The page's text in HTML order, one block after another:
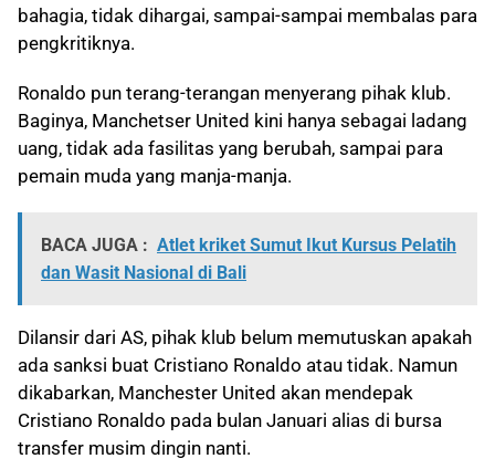
bahagia, tidak dihargai, sampai-sampai membalas para
pengkritiknya.
Ronaldo pun terang-terangan menyerang pihak klub.
Baginya, Manchetser United kini hanya sebagai ladang
uang, tidak ada fasilitas yang berubah, sampai para
pemain muda yang manja-manja.
BACA JUGA : Atlet kriket Sumut Ikut Kursus Pelatih
dan Wasit Nasional di Bali
Dilansir dari AS, pihak klub belum memutuskan apakah
ada sanksi buat Cristiano Ronaldo atau tidak. Namun
dikabarkan, Manchester United akan mendepak
Cristiano Ronaldo pada bulan Januari alias di bursa
transfer musim dingin nanti.